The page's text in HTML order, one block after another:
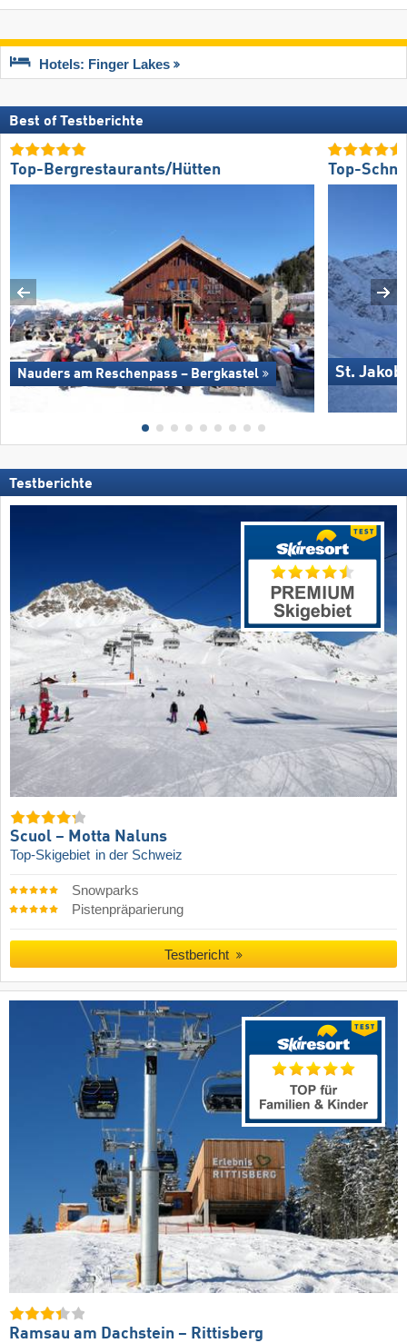
Hotels: Finger Lakes
Best of Testberichte
Top-Bergrestaurants/Hütten
Nauders am Reschenpass – Bergkastel
Top-
St.
Testberichte
Scuol – Motta Naluns
Top-Skigebiet in der Schweiz
Snowparks
Pistenpräparierung
Testbericht
Ramsau am Dachstein – Rittisberg